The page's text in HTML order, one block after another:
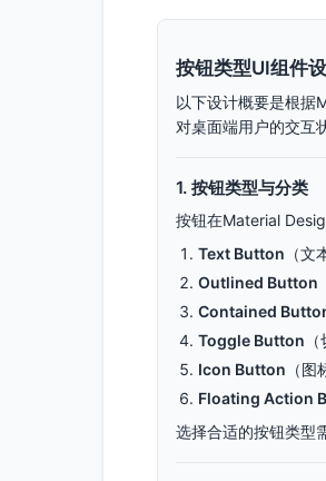
按钮类型UI组件
以下设计概要是根据
对桌面端用户的交互
1. 按钮类型与分类
按钮在Material
Text Button （
Outlined Button
Contained
Toggle Button
Icon Button （
Floating Action
选择合适的按钮类型